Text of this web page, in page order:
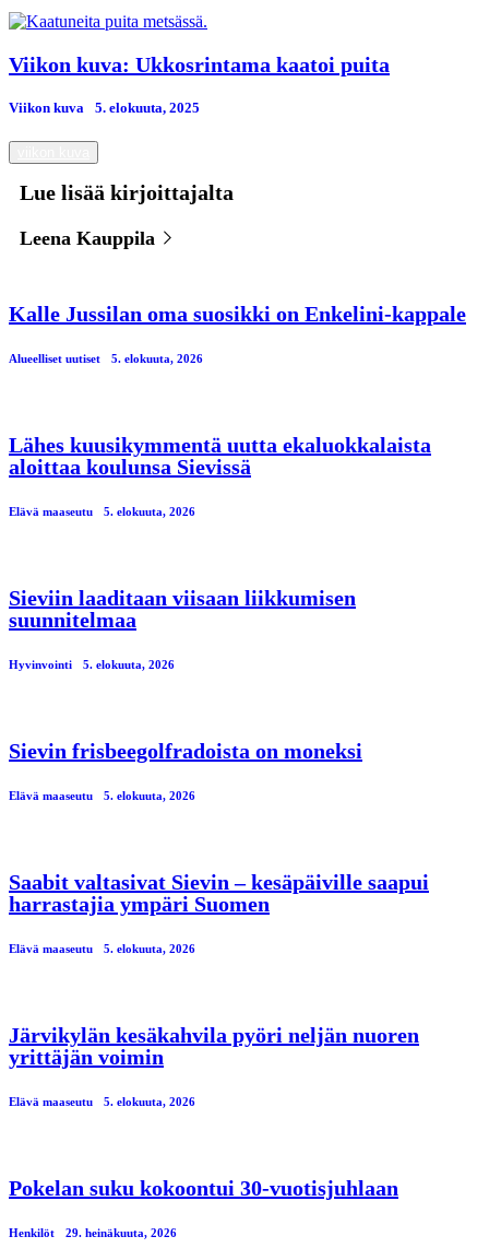
Viikon kuva: Ukkosrintama kaatoi puita
Viikon kuva 5. elokuuta, 2025
Lue lisää kirjoittajalta
Leena Kauppila
Kalle Jussilan oma suosikki on Enkelini-kappale
Alueelliset uutiset 5. elokuuta, 2026
Lähes kuusikymmentä uutta ekaluokkalaista
aloittaa koulunsa Sievissä
Elävä maaseutu 5. elokuuta, 2026
Sieviin laaditaan viisaan liikkumisen
suunnitelmaa
Hyvinvointi 5. elokuuta, 2026
Sievin frisbeegolfradoista on moneksi
Elävä maaseutu 5. elokuuta, 2026
Saabit valtasivat Sievin – kesäpäiville saapui
harrastajia ympäri Suomen
Elävä maaseutu 5. elokuuta, 2026
Järvikylän kesäkahvila pyöri neljän nuoren
yrittäjän voimin
Elävä maaseutu 5. elokuuta, 2026
Pokelan suku kokoontui 30-vuotisjuhlaan
Henkilöt 29. heinäkuuta, 2026